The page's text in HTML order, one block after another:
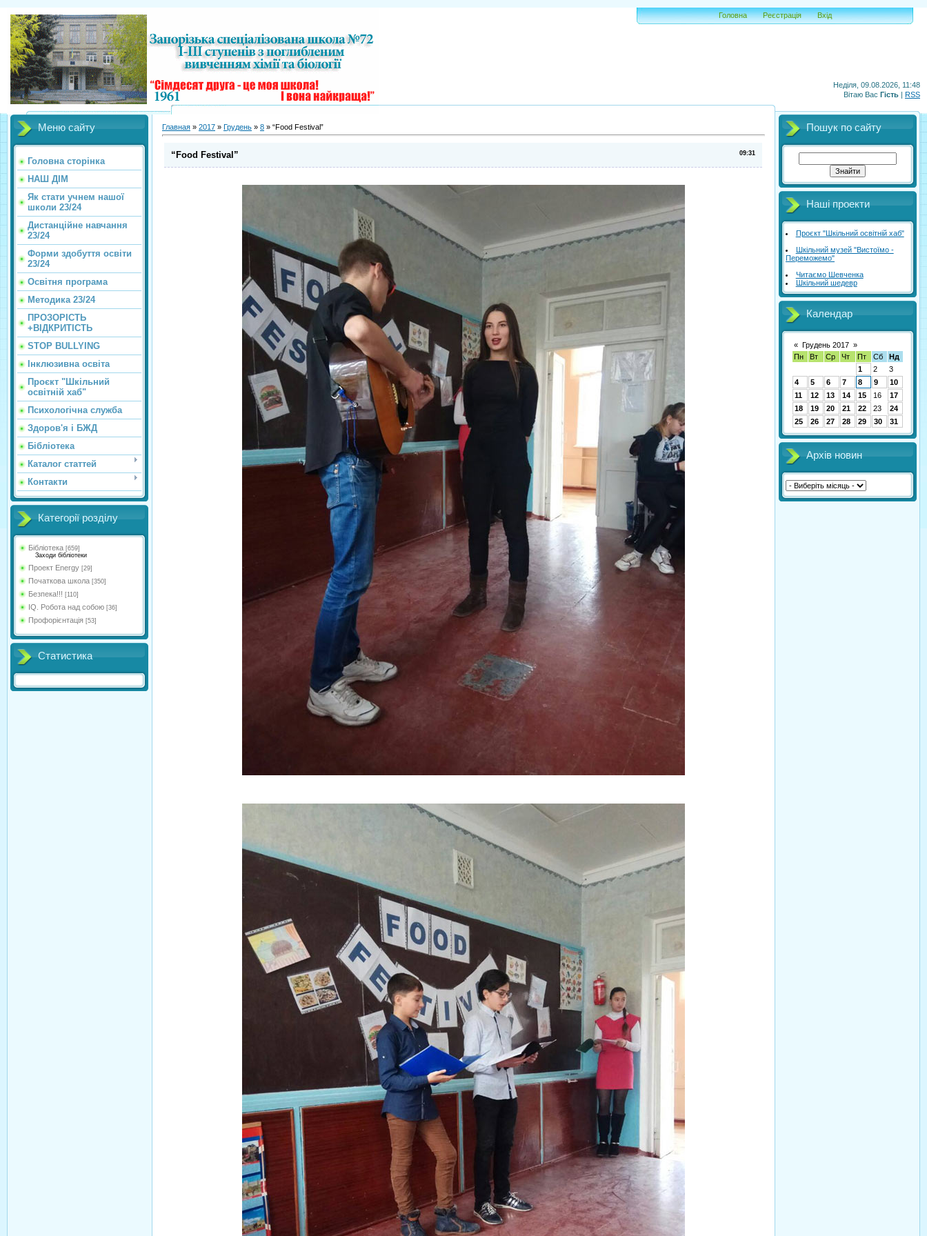
Неділя, 09.08.2026, 11:48
Вітаю Вас Гість | RSS
Головна Реєстрація Вхід
Меню сайту
Головна сторінка
НАШ ДІМ
Як стати учнем нашої
школи 23/24
Дистанційне навчання
23/24
Форми здобуття освіти
23/24
Освітня програма
Методика 23/24
ПРОЗОРІСТЬ
+ВІДКРИТІСТЬ
STOP BULLYING
Інклюзивна освіта
Проєкт "Шкільний
освітній хаб"
Психологічна служба
Здоров'я і БЖД
Бібліотека
Каталог статтей
Контакти
Категорії розділу
Бібліотека [659]
Заходи бібліотеки
Проект Energy [29]
Початкова школа [350]
Безпека!!! [110]
IQ. Робота над собою [36]
Профорієнтація [53]
Статистика
Главная » 2017 » Грудень » 8 » “Food Festival”
09:31
“Food Festival”
Пошук по сайту
Наші проекти
Проєкт "Шкільний освітній хаб"
Шкільний музей "Вистоїмо -
Переможемо"
Читаємо Шевченка
Шкільний шедевр
Календар
« Грудень 2017 »
Пн
Вт Ср Чт Пт Сб
Нд
1
2
3
4
5 6 7 8 9
10
11
12 13 14 15 16
17
18
19 20 21 22 23
24
25
26 27 28 29 30 31
Архів новин